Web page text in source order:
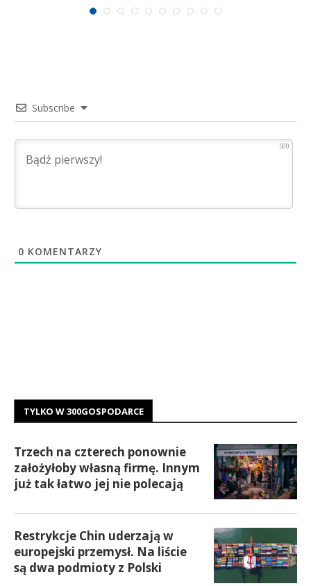
Subscribe
500
0 KOMENTARZY
TYLKO W 300GOSPODARCE
Trzech na czterech ponownie
założyłoby własną firmę. Innym
już tak łatwo jej nie polecają
Restrykcje Chin uderzają w
europejski przemysł. Na liście
są dwa podmioty z Polski